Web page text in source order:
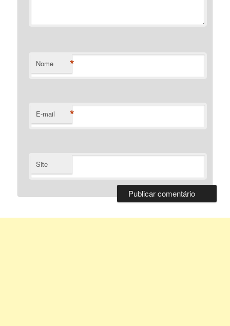
Nome *
E-mail *
Site